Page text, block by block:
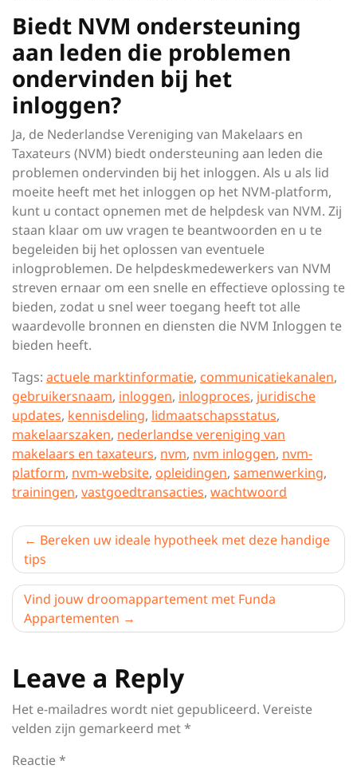
Biedt NVM ondersteuning
aan leden die problemen
ondervinden bij het
inloggen?
Ja, de Nederlandse Vereniging van Makelaars en
Taxateurs (NVM) biedt ondersteuning aan leden die
problemen ondervinden bij het inloggen. Als u als lid
moeite heeft met het inloggen op het NVM-platform,
kunt u contact opnemen met de helpdesk van NVM. Zij
staan klaar om uw vragen te beantwoorden en u te
begeleiden bij het oplossen van eventuele
inlogproblemen. De helpdeskmedewerkers van NVM
streven ernaar om een snelle en effectieve oplossing te
bieden, zodat u snel weer toegang heeft tot alle
waardevolle bronnen en diensten die NVM Inloggen te
bieden heeft.
Tags: actuele marktinformatie, communicatiekanalen,
gebruikersnaam, inloggen, inlogproces, juridische
updates, kennisdeling, lidmaatschapsstatus,
makelaarszaken, nederlandse vereniging van
makelaars en taxateurs, nvm, nvm inloggen, nvm-
platform, nvm-website, opleidingen, samenwerking,
trainingen, vastgoedtransacties, wachtwoord
Berichtnavigatie
Bereken uw ideale hypotheek met deze handige
tips
Vind jouw droomappartement met Funda
Appartementen
Leave a Reply
Het e-mailadres wordt niet gepubliceerd. Vereiste
velden zijn gemarkeerd met*
Reactie*